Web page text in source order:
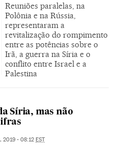
Reuniões paralelas, na
Polônia e na Rússia,
representaram a
revitalização do rompimento
entre as potências sobre o
Irã, a guerra na Síria e o
conflito entre Israel e a
Palestina
Síria, mas não
2019 - 08:12 EST